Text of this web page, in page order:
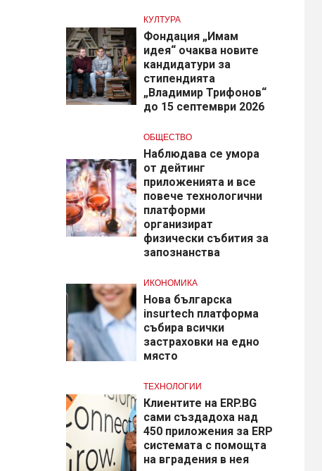
КУЛТУРА
Фондация „Имам
идея“ очаква новите
кандидатури за
стипендията
„Владимир Трифонов“
до 15 септември 2026
ОБЩЕСТВО
Наблюдава се умора
от дейтинг
приложенията и все
повече технологични
платформи
организират
физически събития за
запознанства
ИКОНОМИКА
Нова българска
insurtech платформа
събира всички
застраховки на едно
място
ТЕХНОЛОГИИ
Клиентите на ERP.BG
сами създадоха над
450 приложения за ERP
системата с помощта
на вградения в нея